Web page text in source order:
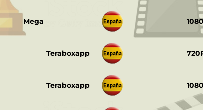
Mega ‎ ‎ ‎ ‎ ‎ ‎
Teraboxapp ‎ ‎ ‎ ‎ ‎ ‎
Teraboxapp ‎ ‎ ‎ ‎ ‎ ‎